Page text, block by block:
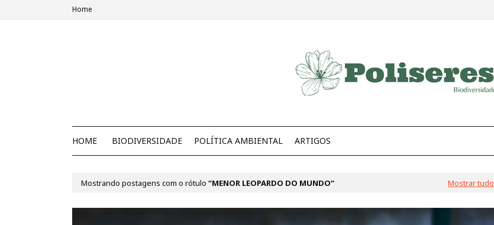
Home
HOME BIODIVERSIDADE POLÍTICA AMBIENTAL ARTIGOS
Mostrando postagens com o rótulo MENOR LEOPARDO DO MUNDO Mostrar tudo